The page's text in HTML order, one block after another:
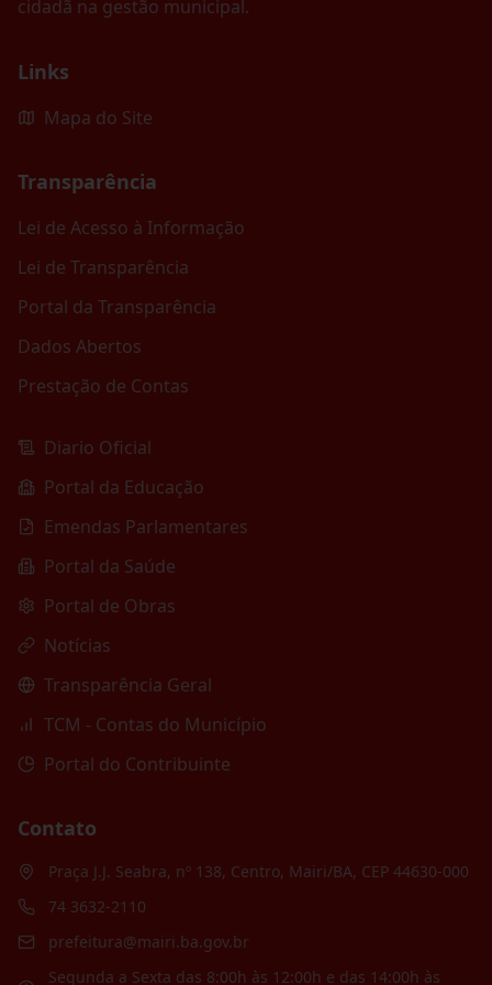
cidadã na gestão municipal.
Links
Mapa do Site
Transparência
Lei de Acesso à Informação
Lei de Transparência
Portal da Transparência
Dados Abertos
Prestação de Contas
Diario Oficial
Portal da Educação
Emendas Parlamentares
Portal da Saúde
Portal de Obras
Notícias
Transparência Geral
TCM - Contas do Município
Portal do Contribuinte
Contato
Praça J.J. Seabra, nº 138, Centro, Mairi/BA, CEP 44630-000
74 3632-2110
prefeitura@mairi.ba.gov.br
Segunda a Sexta das 8:00h às 12:00h e das 14:00h às